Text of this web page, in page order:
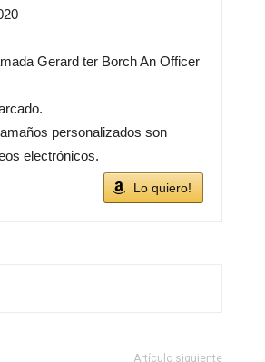
Gerard ter Borch An Officer
personalizados son
electrónicos.
Lo quiero!
Artículo siguiente